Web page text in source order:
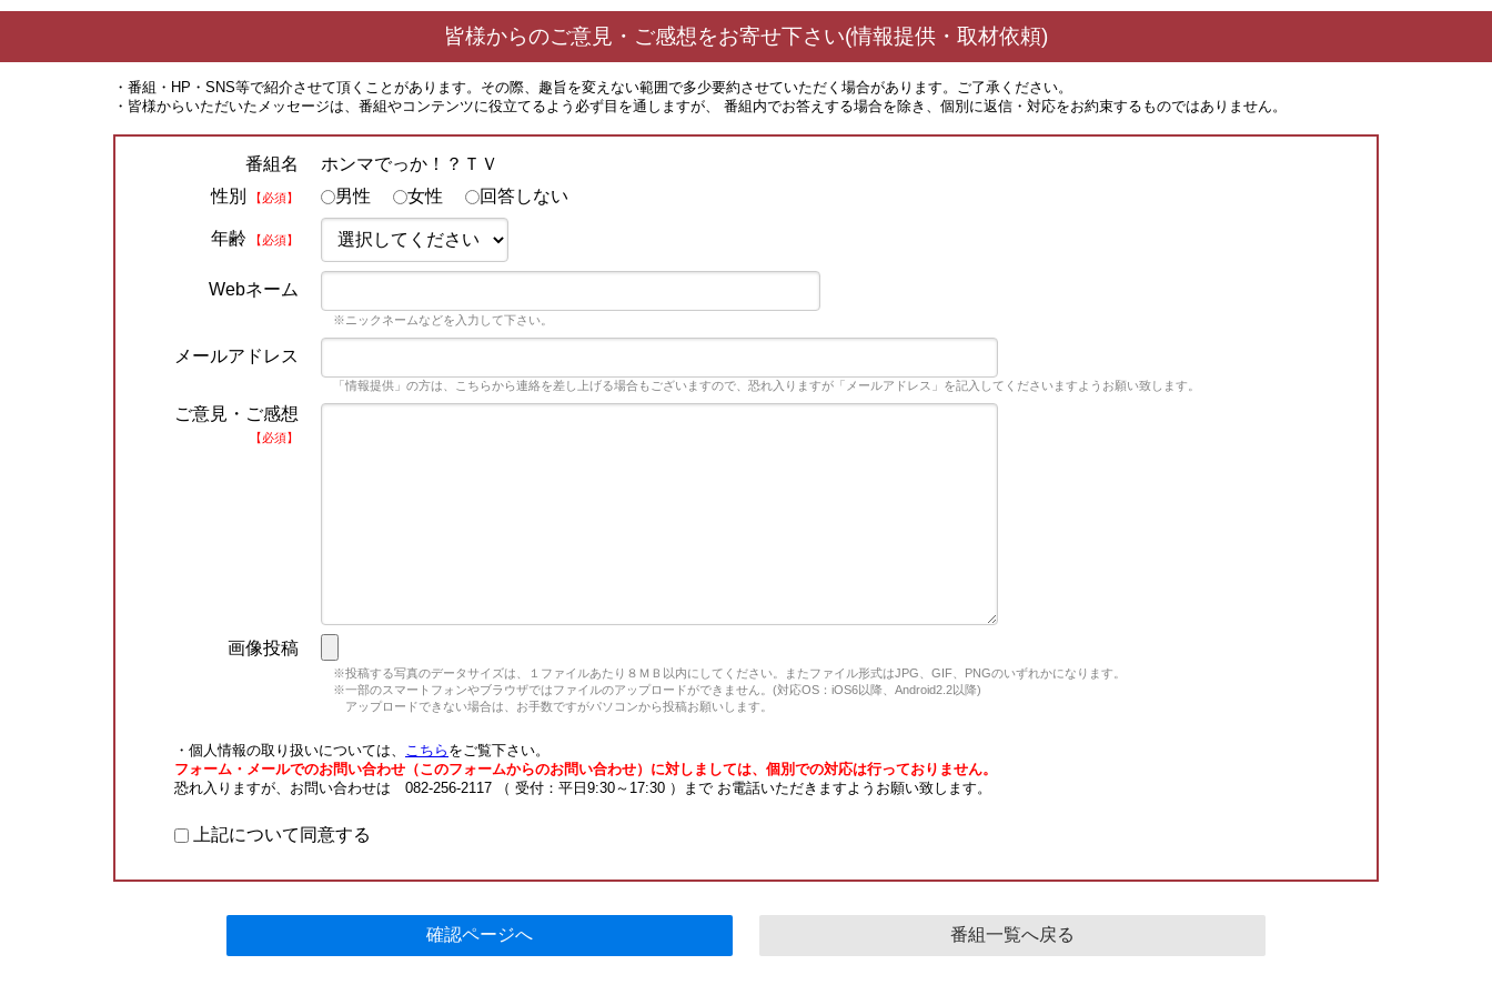
皆様からのご意見・ご感想をお寄せ下さい(情報提供・取材依頼)
・番組・HP・SNS等で紹介させて頂くことがあります。その際、趣旨を変えない範囲で多少要約させていただく場合があります。ご了承ください。
・皆様からいただいたメッセージは、番組やコンテンツに役立てるよう必ず目を通しますが、 番組内でお答えする場合を除き、個別に返信・対応をお約束するものではありません。
番組名
ホンマでっか！？ＴＶ
性別
【必須】 男性 女性 回答しない
年齢 【必須】
Webネーム
※ニックネームなどを入力して下さい。
メールアドレス
「情報提供」の方は、こちらから連絡を差し上げる場合もございますので、恐れ入りますが「メールアドレス」を記入してくださいますようお願い致します。
ご意見・ご感想
【必須】
画像投稿
※投稿する写真のデータサイズは、１ファイルあたり８ＭＢ以内にしてください。またファイル形式はJPG、GIF、PNGのいずれかになります。
※一部のスマートフォンやブラウザではファイルのアップロードができません。(対応OS：iOS6以降、Android2.2以降)
アップロードできない場合は、お手数ですがパソコンから投稿お願いします。
・個人情報の取り扱いについては、 こちら をご覧下さい。
フォーム・メールでのお問い合わせ（このフォームからのお問い合わせ）に対しましては、個別での対応は行っておりません。
恐れ入りますが、お問い合わせは 082-256-2117 （ 受付：平日9:30～17:30 ）まで お電話いただきますようお願い致します。
上記について同意する
確認ページへ 番組一覧へ戻る